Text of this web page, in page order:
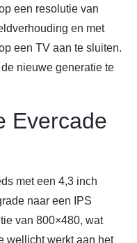
een resolutie van
en met
een TV aan te sluiten.
nieuwe generatie te
Evercade
met een 4,3 inch
naar een IPS
van 800×480, wat
wellicht werkt aan het